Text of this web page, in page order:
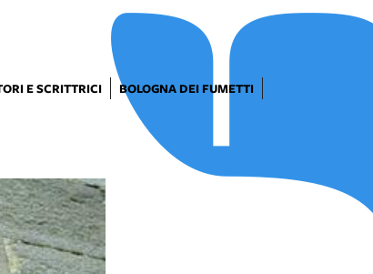
E SCRITTRICI
BOLOGNA DEI FUMETTI